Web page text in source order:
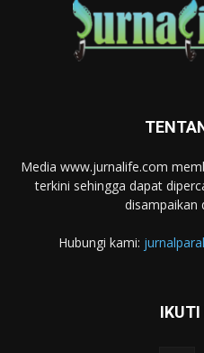
Media www.jurnalife.com
terkini sehingga dapat
disampaikan
Hubungi kami: